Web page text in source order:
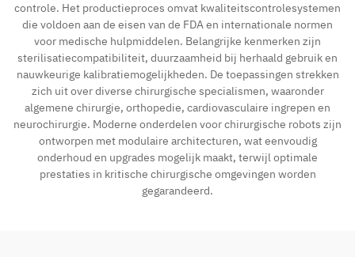
controle. Het productieproces omvat kwaliteitscontrolesystemen
die voldoen aan de eisen van de FDA en internationale normen
voor medische hulpmiddelen. Belangrijke kenmerken zijn
sterilisatiecompatibiliteit, duurzaamheid bij herhaald gebruik en
nauwkeurige kalibratiemogelijkheden. De toepassingen strekken
zich uit over diverse chirurgische specialismen, waaronder
algemene chirurgie, orthopedie, cardiovasculaire ingrepen en
neurochirurgie. Moderne onderdelen voor chirurgische robots zijn
ontworpen met modulaire architecturen, wat eenvoudig
onderhoud en upgrades mogelijk maakt, terwijl optimale
prestaties in kritische chirurgische omgevingen worden
gegarandeerd.